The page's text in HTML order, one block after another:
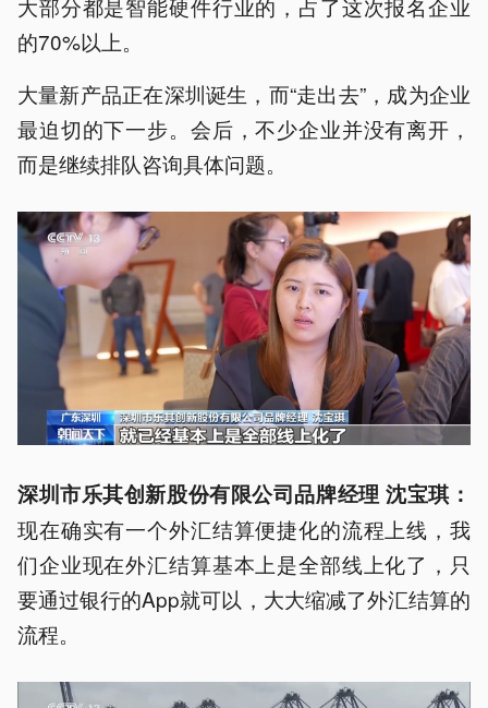
大部分都是智能硬件行业的，占了这次报名企业
的70%以上。
大量新产品正在深圳诞生，而“走出去”，成为企业
最迫切的下一步。会后，不少企业并没有离开，
而是继续排队咨询具体问题。
深圳市乐其创新股份有限公司品牌经理 沈宝琪：
现在确实有一个外汇结算便捷化的流程上线，我
们企业现在外汇结算基本上是全部线上化了，只
要通过银行的App就可以，大大缩减了外汇结算的
流程。